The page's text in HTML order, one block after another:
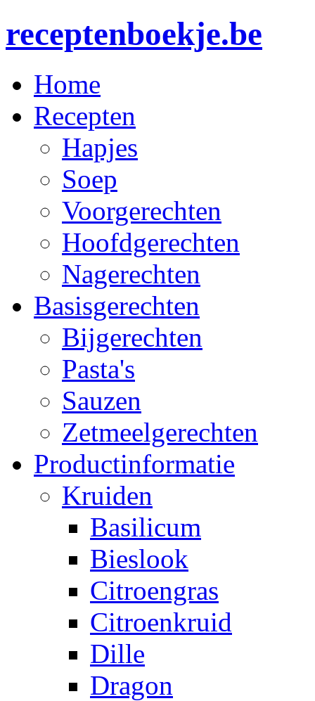
receptenboekje.be
Home
Recepten
Hapjes
Soep
Voorgerechten
Hoofdgerechten
Nagerechten
Basisgerechten
Bijgerechten
Pasta's
Sauzen
Zetmeelgerechten
Productinformatie
Kruiden
Basilicum
Bieslook
Citroengras
Citroenkruid
Dille
Dragon